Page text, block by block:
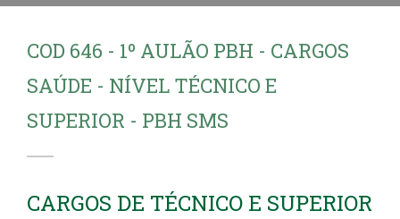
COD 646 - 1º AULÃO PBH - CARGOS
SAÚDE - NÍVEL TÉCNICO E
SUPERIOR - PBH SMS
CARGOS DE TÉCNICO E SUPERIOR